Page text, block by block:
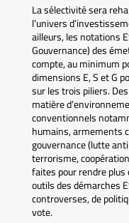
La sélectivité sera
l’univers
ailleurs, les notations
Gouvernance) des
compte, au minimum
dimensions E, S et G
sur les trois piliers.
matière
conventionnels
humains, armements
gouvernance (lutte
terrorisme,
faites pour rendre
outils des démarches
controverses, de
vote.